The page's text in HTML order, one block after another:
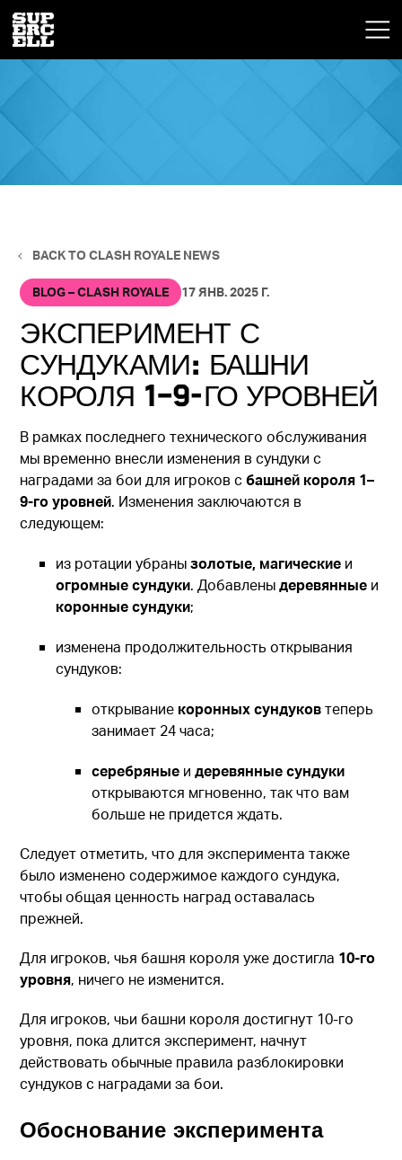
BACK TO CLASH ROYALE NEWS
BLOG – CLASH ROYALE 17 ЯНВ. 2025 Г.
ЭКСПЕРИМЕНТ С
СУНДУКАМИ: БАШНИ
КОРОЛЯ 1–9-ГО УРОВНЕЙ
В рамках последнего технического обслуживания
мы временно внесли изменения в сундуки с
наградами за бои для игроков сбашней короля 1–
9-го уровней. Изменения заключаются в
следующем:
из ротации убранызолотые, магические и
огромные сундуки. Добавленыдеревянные и
коронные сундуки;
изменена продолжительность открывания
сундуков:
открывание коронных сундуковтеперь
занимает 24 часа;
серебряные идеревянные сундуки
открываются мгновенно, так что вам
больше не придется ждать.
Следует отметить, что для эксперимента также
было изменено содержимое каждого сундука,
чтобы общая ценность наград оставалась
прежней.
Для игроков, чья башня короля уже достигла 10-го
уровня, ничего не изменится.
Для игроков, чьи башни короля достигнут 10-го
уровня, пока длится эксперимент, начнут
действовать обычные правила разблокировки
сундуков с наградами за бои.
Обоснование эксперимента